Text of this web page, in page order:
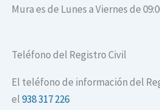
Mura es de Lunes a Viernes de
Teléfono del Registro Civil
El teléfono de información del
el938 317 226